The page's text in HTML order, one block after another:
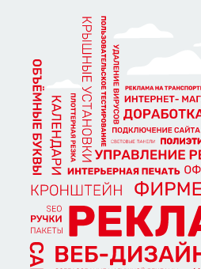
целом позволит вам
перенаправить на
выбрать более
Сроки
На собственной
полный объем работ от
сборки каркаса,
печати до
монтажу и оклейке
организация работ
сроки выполнения
качества.